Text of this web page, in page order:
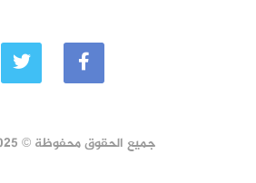
جميع الحقوق محفوظة © 2025 حناطة